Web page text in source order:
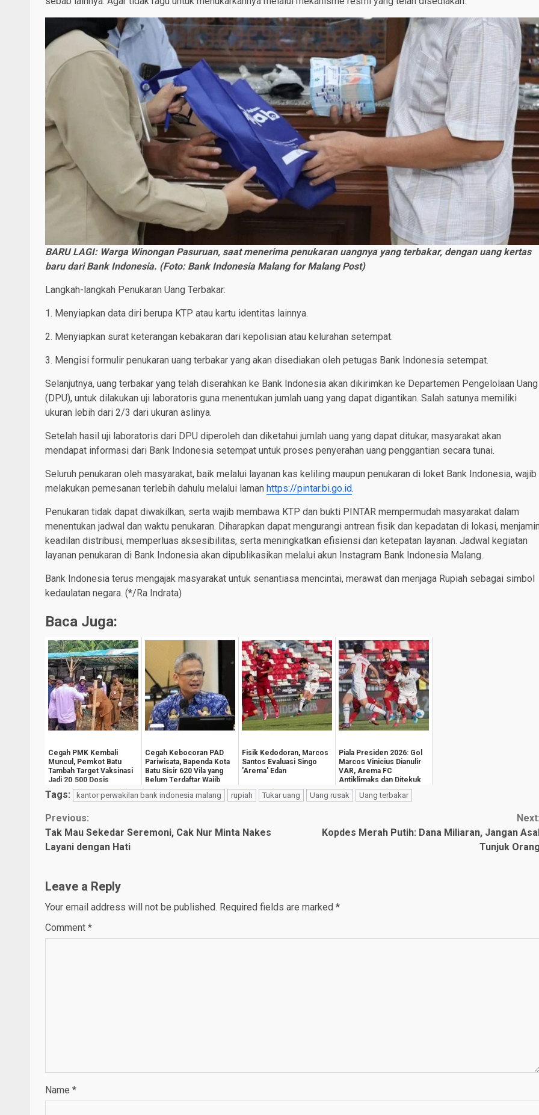
BARU LAGI: Warga Winongan Pasuruan, saat menerima penukaran uangnya yang terbakar, dengan uang kertas
baru dari Bank Indonesia. (Foto: Bank Indonesia Malang for Malang Post)
Langkah-langkah Penukaran Uang Terbakar:
1. Menyiapkan data diri berupa KTP atau kartu identitas lainnya.
2. Menyiapkan surat keterangan kebakaran dari kepolisian atau kelurahan setempat.
3. Mengisi formulir penukaran uang terbakar yang akan disediakan oleh petugas Bank Indonesia setempat.
Selanjutnya, uang terbakar yang telah diserahkan ke Bank Indonesia akan dikirimkan ke Departemen Pengelolaan Uang
(DPU), untuk dilakukan uji laboratoris guna menentukan jumlah uang yang dapat digantikan. Salah satunya memiliki
ukuran lebih dari 2/3 dari ukuran aslinya.
Setelah hasil uji laboratoris dari DPU diperoleh dan diketahui jumlah uang yang dapat ditukar, masyarakat akan
mendapat informasi dari Bank Indonesia setempat untuk proses penyerahan uang penggantian secara tunai.
Seluruh penukaran oleh masyarakat, baik melalui layanan kas keliling maupun penukaran di loket Bank Indonesia, wajib
melakukan pemesanan terlebih dahulu melalui laman https://pintar.bi.go.id.
Penukaran tidak dapat diwakilkan, serta wajib membawa KTP dan bukti PINTAR mempermudah masyarakat dalam
menentukan jadwal dan waktu penukaran. Diharapkan dapat mengurangi antrean fisik dan kepadatan di lokasi,
keadilan distribusi, memperluas aksesibilitas, serta meningkatkan efisiensi dan ketepatan layanan. Jadwal kegiatan
layanan penukaran di Bank Indonesia akan dipublikasikan melalui akun Instagram Bank Indonesia Malang.
Bank Indonesia terus mengajak masyarakat untuk senantiasa mencintai, merawat dan menjaga Rupiah sebagai simbol
kedaulatan negara. (*/Ra Indrata)
Baca Juga:
Cegah PMK Kembali
Muncul, Pemkot Batu
Tambah Target Vaksinasi
Jadi 20.500 Dosis
Cegah Kebocoran PAD
Pariwisata, Bapenda Kota
Batu Sisir 620 Vila yang
Belum Terdaftar Wajib
Pajak
Fisik Kedodoran, Marcos
Santos Evaluasi Singo
'Arema' Edan
Piala Presiden 2026: Gol
Marcos Vinicius Dianulir
VAR, Arema FC
Antiklimaks dan Ditekuk
Persija 1-3
Tags: kantor perwakilan bank indonesia malang rupiah Tukar uang Uang rusak Uang terbakar
Continue
Reading
Previous:
Tak Mau Sekedar Seremoni, Cak Nur Minta Nakes
Layani dengan Hati
Kopdes Merah Putih: Dana Miliaran, Jangan
Tunjuk
Leave a Reply
Your email address will not be published. Required fields are marked *
Comment *
Name *